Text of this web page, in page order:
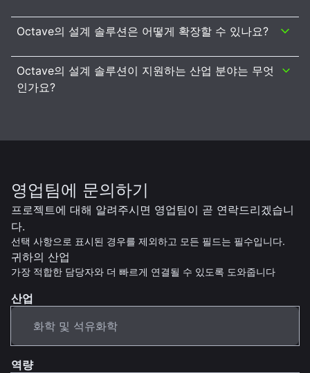
Octave의 설계 솔루션은 어떻게 확장할 수 있나요?
Octave의 설계 솔루션이 지원하는 산업 분야는 무엇
인가요?
영업팀에 문의하기
프로젝트에 대해 알려주시면 영업팀이 곧 연락드리겠습니
다.
선택 사항으로 표시된 경우를 제외하고 모든 필드는 필수입니다.
귀하의 산업
가장 적합한 담당자와 더 빠르게 연결될 수 있도록 도와줍니다
산업
역량